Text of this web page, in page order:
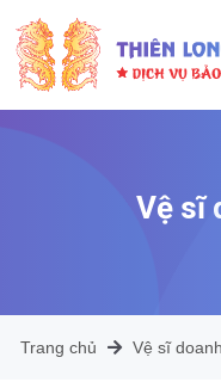
Vệ sĩ
Trang chủ Vệ sĩ